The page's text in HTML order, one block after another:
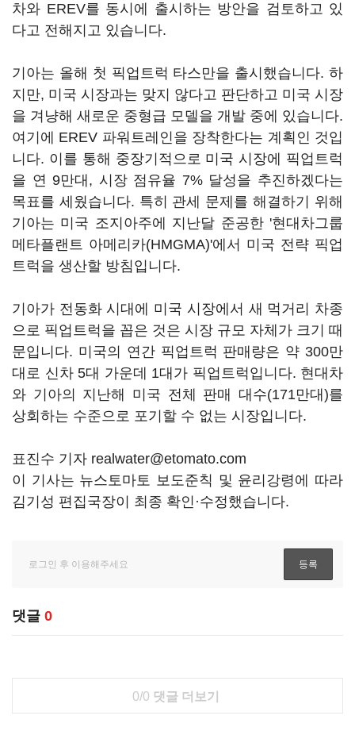
차와 EREV를 동시에 출시하는 방안을 검토하고 있
다고 전해지고 있습니다.
기아는 올해 첫 픽업트럭 타스만을 출시했습니다. 하
지만, 미국 시장과는 맞지 않다고 판단하고 미국 시장
을 겨냥해 새로운 중형급 모델을 개발 중에 있습니다.
여기에 EREV 파워트레인을 장착한다는 계획인 것입
니다. 이를 통해 중장기적으로 미국 시장에 픽업트럭
을 연 9만대, 시장 점유율 7% 달성을 추진하겠다는
목표를 세웠습니다. 특히 관세 문제를 해결하기 위해
기아는 미국 조지아주에 지난달 준공한 '현대차그룹
메타플랜트 아메리카(HMGMA)'에서 미국 전략 픽업
트럭을 생산할 방침입니다.
기아가 전동화 시대에 미국 시장에서 새 먹거리 차종
으로 픽업트럭을 꼽은 것은 시장 규모 자체가 크기 때
문입니다. 미국의 연간 픽업트럭 판매량은 약 300만
대로 신차 5대 가운데 1대가 픽업트럭입니다. 현대차
와 기아의 지난해 미국 전체 판매 대수(171만대)를
상회하는 수준으로 포기할 수 없는 시장입니다.
표진수 기자 realwater@etomato.com
이 기사는 뉴스토마토 보도준칙 및 윤리강령에 따라
김기성 편집국장이 최종 확인·수정했습니다.
댓글 0
0/0 댓글 더보기